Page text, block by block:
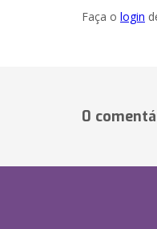
Faça o login
0